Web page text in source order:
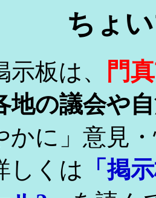
ちょ
示板は、
門
地の議会や
かに」意見
しくは
「掲